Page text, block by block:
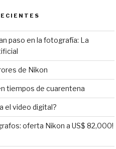
paso en la fotografía: La
de Nikon
tiempos de cuarentena
el video digital?
oferta Nikon a US$ 82,000!